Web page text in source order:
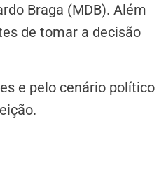
Braga (MDB). Além
de tomar a decisão
e pelo cenário político